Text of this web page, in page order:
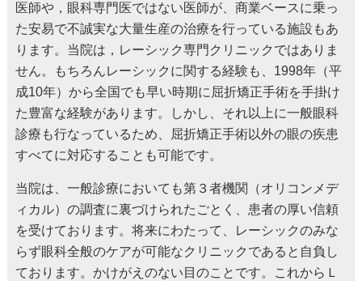
医師や，眼科専門医ではない医師が、商業ベースに乗っ
た安易で不誠実な大量生産の治療を行っている施設もあ
ります。当院は，レーシック専門クリニックではありま
せん。もちろんレーシックに関する経験も、1998年（平
成10年）から全国でも早い時期に屈折矯正手術を手掛け
た豊富な経験があります。しかし、それ以上に一般眼科
診療も行なっているため、屈折矯正手術以外の眼の疾患
すべてに対応することも可能です。
当院は、一般診療においても第３者機関（オリコンメデ
ィカル）の調査に裏づけられたごとく、患者の厚い信頼
を受けております。将来にわたって、レーシックのみな
らず眼科全般のケアが可能なクリニックであると自負し
ております。かけがえのない目のことです。これからＬ